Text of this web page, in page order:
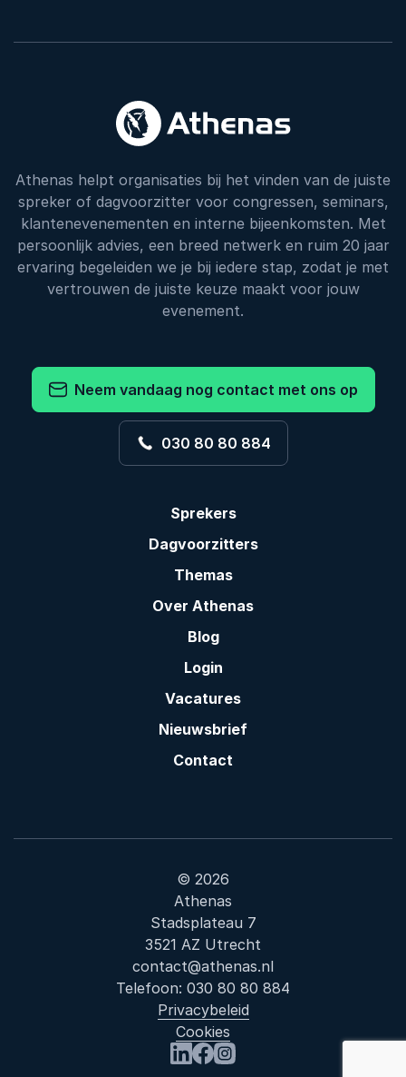
Athenas helpt organisaties bij het vinden van de juiste
spreker of dagvoorzitter voor congressen, seminars,
klantenevenementen en interne bijeenkomsten. Met
persoonlijk advies, een breed netwerk en ruim 20 jaar
ervaring begeleiden we je bij iedere stap, zodat je met
vertrouwen de juiste keuze maakt voor jouw
evenement.
Neem vandaag nog contact met ons op
030 80 80 884
Sprekers
Dagvoorzitters
Themas
Over Athenas
Blog
Login
Vacatures
Nieuwsbrief
Contact
© 2026
Athenas
Stadsplateau 7
3521 AZ Utrecht
contact@athenas.nl
Telefoon: 030 80 80 884
Privacybeleid
Cookies